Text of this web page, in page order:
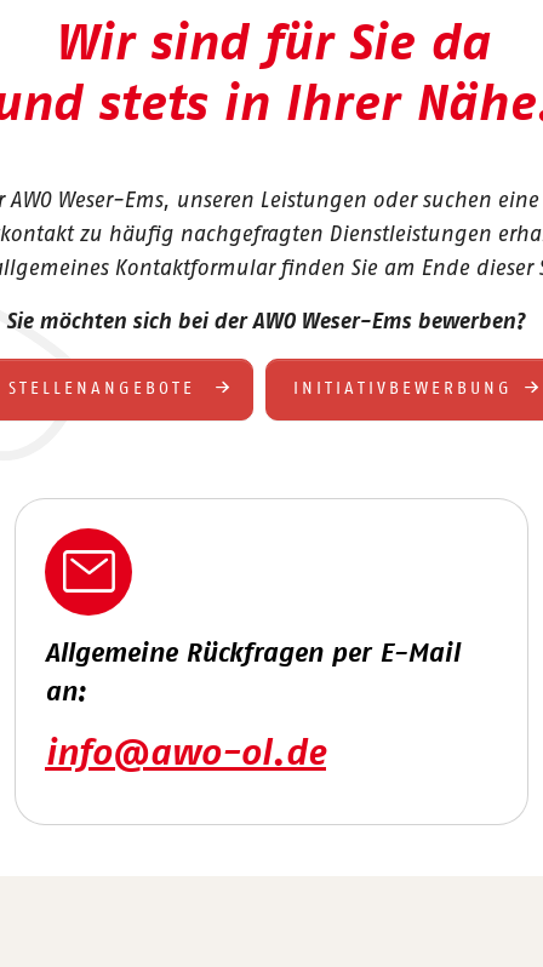
Wir sind für Sie da
stets in Ihrer
AWO Weser-Ems, unseren Leistungen oder suchen
zu häufig nachgefragten Dienstleistungen
Kontaktformular finden Sie am Ende dieser
Sie möchten sich bei der AWO Weser-Ems bewerben?
STELLENANGEBOTE INITIATIVBEWERBUNG
Allgemeine Rückfragen per E-Mail
an:
info@awo-ol.de